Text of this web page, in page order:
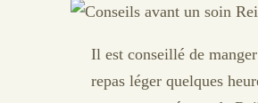
Il est conseillé de
repas léger quelques